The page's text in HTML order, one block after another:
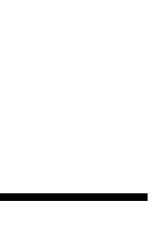
แถมจะมีการ